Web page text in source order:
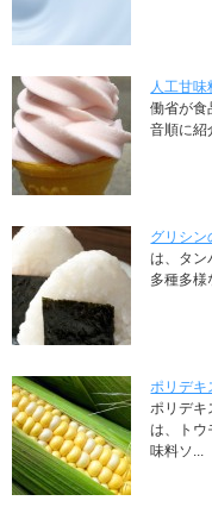
人工甘
働省が食
音順に紹
グリシン
は、タン
多種多様
ポリデキ
ポリデキ
は、トウ
味料ソ...